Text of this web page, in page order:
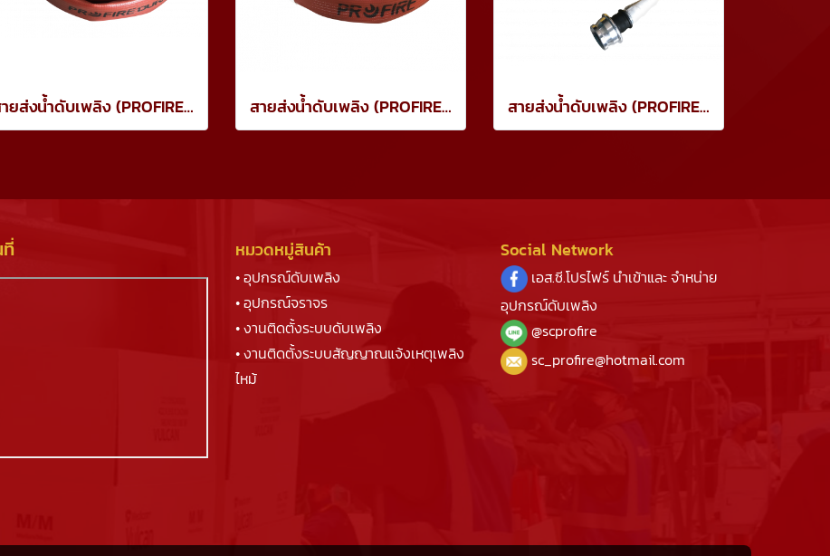
สายส่งน้ำดับเพลิง (PROFIRE) ชนิดยาง 3 ชั้น 17 BAR สีแดง สายส่งน้ำดับเพลิง (PROFIRE) ชนิดยาง 3 ชั้น 20 BAR สีแดง สายส่งน้ำดับเพลิง (PROFIRE) ชนิดยาง 3 ชั้น 20 BAR สีเหลือง
หมวดหมู่สินค้า
• อุปกรณ์ดับเพลิง
• อุปกรณ์จราจร
• งานติดตั้งระบบดับเพลิง
• งานติดตั้งระบบสัญญาณแจ้งเหตุเพลิง
ไหม้
Social Network
เอส.ซี.โปรไฟร์ นำเข้าและ จำหน่าย
อุปกรณ์ดับเพลิง
@scprofire
sc_profire@hotmail.com